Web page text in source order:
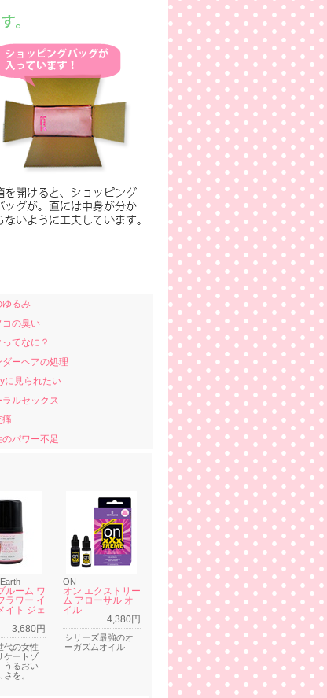
ゆるみ
コの臭い
てなに？
ダーヘアの処理
に見られたい
ルセックス
痛
パワー不足
ルーム ワ
ラワー イ
イト ジェ
3,680円
代の女性
ケートゾ
うるおい
さを。
ON
オン エクストリー
ム アローサル オ
イル
4,380円
シリーズ最強のオ
ーガズムオイル